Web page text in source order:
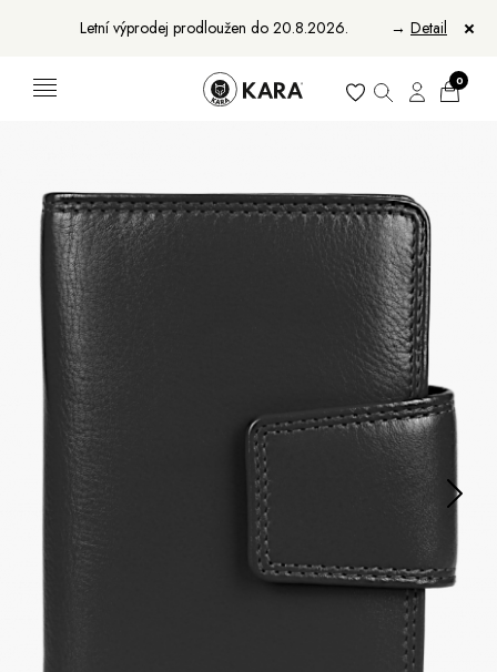
Letní výprodej prodloužen do 20.8.2026. → Detail
Bundy, kabáty a saka
Sukně, vesty a košile
Kabelky a batohy
Peněženky
Pásky
Šály a šátky
Manikúry
Bundy, kabáty a vesty
Aktovky, tašky a batohy
Služby
Extra výhodné
Slevy
0